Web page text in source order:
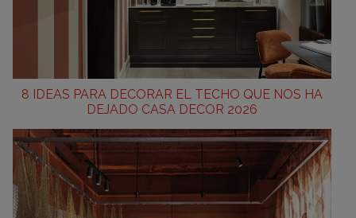
8 IDEAS PARA DECORAR EL TECHO QUE NOS HA
DEJADO CASA DECOR 2026